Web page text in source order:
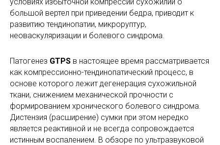
большой вертел при приведении бедра, приводит к
развитию тендинопатии, микроруптур,
неоваскуляризации и болевого синдрома.
Патогенез GTPS в настоящее время рассматривается
как компрессионно-тендинопатический процесс, в
основе которого лежит дегенерация сухожильной
ткани, снижением механической прочности с
формированием хронического болевого синдрома.
Дистензия (расширение) сумки при этом нередко
является реактивной и не всегда сопровождается
истинным воспалением. В обзоре по ультразвуковой